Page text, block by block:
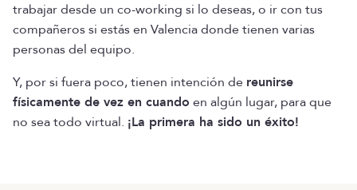
trabajar desde un co-working si lo deseas, o ir con tus
compañeros si estás en Valencia donde tienen varias
personas del equipo.
Y, por si fuera poco, tienen intención de reunirse
físicamente de vez en cuando en algún lugar, para que
no sea todo virtual. ¡La primera ha sido un éxito!